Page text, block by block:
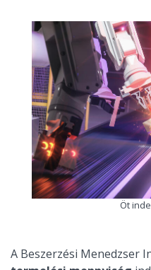
Öt
A Beszerzési Menedzser